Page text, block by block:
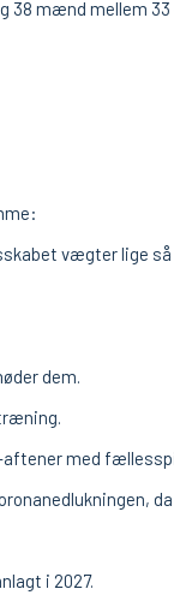
mænd mellem 33
vægter lige så
dem.
aftener med
i 2027.